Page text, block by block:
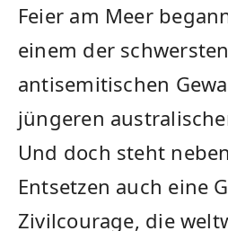
Feier am Meer
einem der schwersten
antisemitischen
jüngeren
Und doch steht
Entsetzen auch eine
Zivilcourage, die